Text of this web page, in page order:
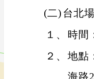
(二) 台北場
１、
時間
２、 地點
海路